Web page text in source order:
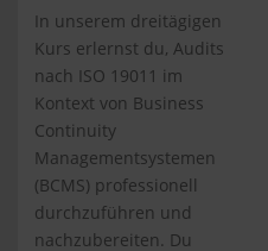
In unserem dreitägigen
Kurs erlernst du, Audits
nach ISO 19011 im
Kontext von Business
Continuity
Managementsystemen
(BCMS) professionell
durchzuführen und
nachzubereiten. Du